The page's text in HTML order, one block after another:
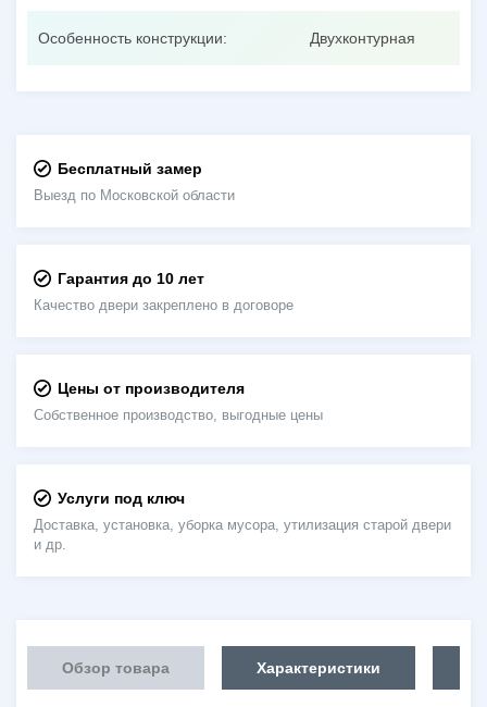
Особенность конструкции: Двухконтурная
Бесплатный замер
Выезд по Московской области
Гарантия до 10 лет
Качество двери закреплено в договоре
Цены от производителя
Собственное производство, выгодные цены
Услуги под ключ
Доставка, установка, уборка мусора, утилизация старой двери
и др.
Обзор товара Характеристики